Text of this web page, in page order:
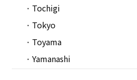
Tochigi
Tokyo
Toyama
Yamanashi